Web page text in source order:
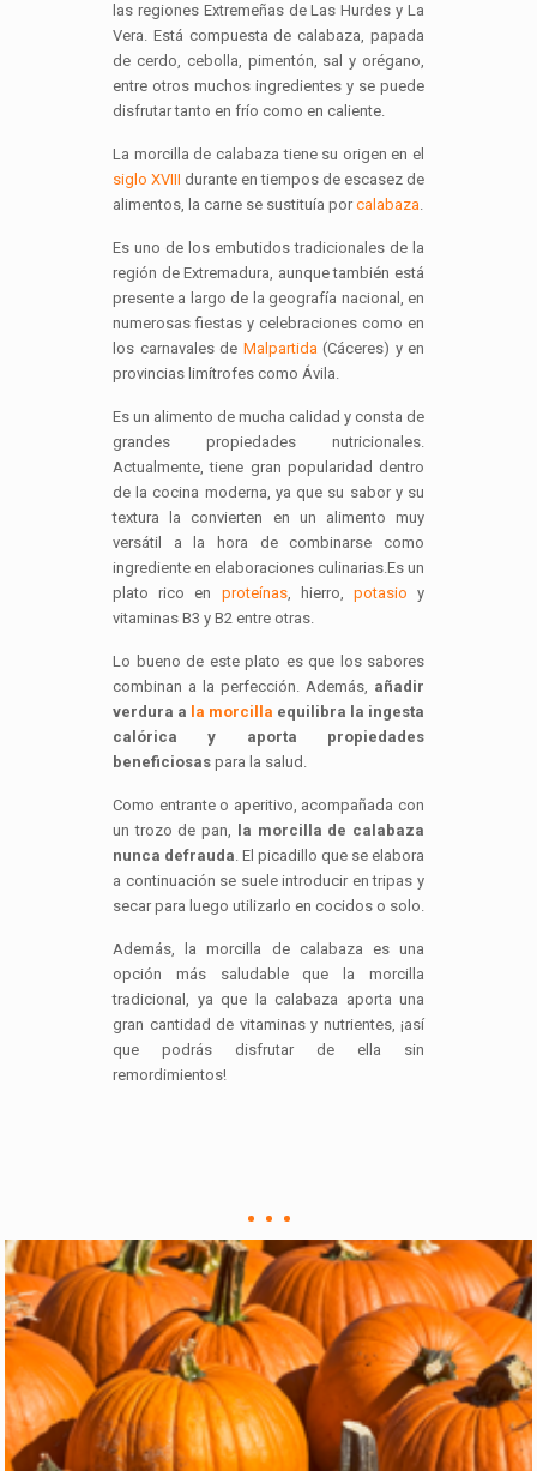
las regiones Extremeñas de Las Hurdes y La
Vera. Está compuesta de calabaza, papada
de cerdo, cebolla, pimentón, sal y orégano,
entre otros muchos ingredientes y se puede
disfrutar tanto en frío como en caliente.
La morcilla de calabaza tiene su origen en el
siglo XVIII durante en tiempos de escasez de
alimentos, la carne se sustituía porcalabaza.
Es uno de los embutidos tradicionales de la
región de Extremadura, aunque también está
presente a largo de la geografía nacional, en
numerosas fiestas y celebraciones como en
los carnavales de Malpartida(Cáceres) y en
provincias limítrofes como Ávila.
Es un alimento de mucha calidad y consta de
grandes propiedades nutricionales.
Actualmente, tiene gran popularidad dentro
de la cocina moderna, ya que su sabor y su
textura la convierten en un alimento muy
versátil a la hora de combinarse como
ingrediente en elaboraciones culinarias.Es un
plato rico en proteínas, hierro, potasio y
vitaminas B3 y B2 entre otras.
Lo bueno de este plato es que los sabores
combinan a la perfección. Además, añadir
verdura a la morcilla equilibra la ingesta
calórica y aporta propiedades
beneficiosas para la salud.
Como entrante o aperitivo, acompañada con
un trozo de pan,
la morcilla de calabaza
nunca defrauda. El picadillo que se elabora
a continuación se suele introducir en tripas y
secar para luego utilizarlo en cocidos o solo.
Además, la morcilla de calabaza es una
opción más saludable que la morcilla
tradicional, ya que la calabaza aporta una
gran cantidad de vitaminas y nutrientes, ¡así
que podrás disfrutar de ella sin
remordimientos!